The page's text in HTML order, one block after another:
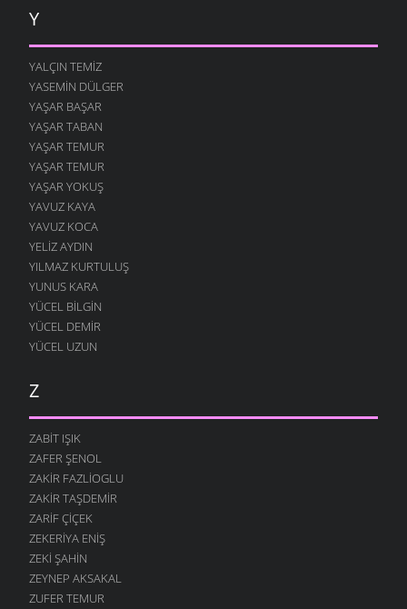
Y
YALÇIN TEMIZ
YASEMIN DÜLGER
YAŞAR BAŞAR
YAŞAR TABAN
YAŞAR TEMUR
YAŞAR TEMUR
YAŞAR YOKUŞ
YAVUZ KAYA
YAVUZ KOCA
YELIZ AYDIN
YILMAZ KURTULUŞ
YUNUS KARA
YÜCEL BILGIN
YÜCEL DEMIR
YÜCEL UZUN
Z
ZABIT IŞIK
ZAFER ŞENOL
ZAKIR FAZLIOGLU
ZAKIR TAŞDEMIR
ZARIF ÇIÇEK
ZEKERIYA ENIŞ
ZEKI ŞAHIN
ZEYNEP AKSAKAL
ZUFER TEMUR